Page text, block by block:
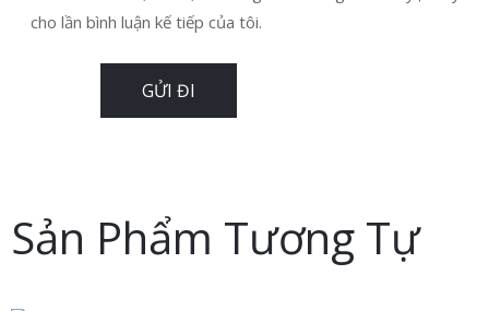
cho lần bình luận kế tiếp của tôi.
Sản Phẩm Tương Tự